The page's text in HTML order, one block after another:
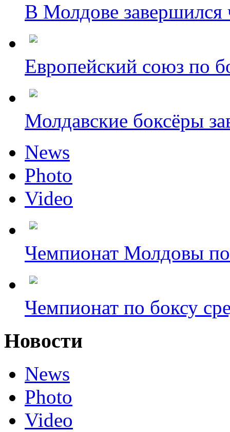
В Молдове завершился
Европейский союз по
Молдавские боксёры
News
Photo
Video
Чемпионат Молдовы по
Чемпионат по боксу
Новости
News
Photo
Video